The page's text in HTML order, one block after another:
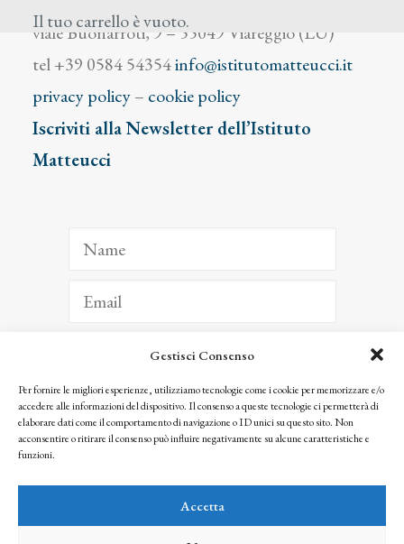
Gestisci Consenso
Per fornire le migliori esperienze, utilizziamo tecnologie come i cookie per memorizzare e/o
accedere alle informazioni del dispositivo. Il consenso a queste tecnologie ci permetterà di
elaborare dati come il comportamento di navigazione o ID unici su questo sito. Non
acconsentire o ritirare il consenso può influire negativamente su alcune caratteristiche e
funzioni.
Accetta
Il tuo carrello è vuoto.
viale Buonarroti, 9 – 55049 Viareggio (LU)
tel +39 0584 54354info@istitutomatteucci.it
privacy policy– cookie policy
Iscriviti alla Newsletter dell’Istituto
Matteucci
ISCRIVITI
Facendo clic per iscriverti, riconosci che le tue informazioni saranno trattate
seguendo la nostra Privacy Policy
© 2025 Istituto Matteucci. All right reserved
l’autorizzazione scritta dei proprietari dei diritti e dell’Istituto Matteucci